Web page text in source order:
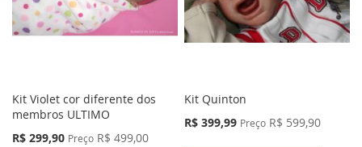
Kit Violet cor diferente dos
membros ULTIMO
Preço
R$ 299,90 Preço R$ 499,00
Kit Quinton
Preço
R$ 399,99 Preço R$ 599,90